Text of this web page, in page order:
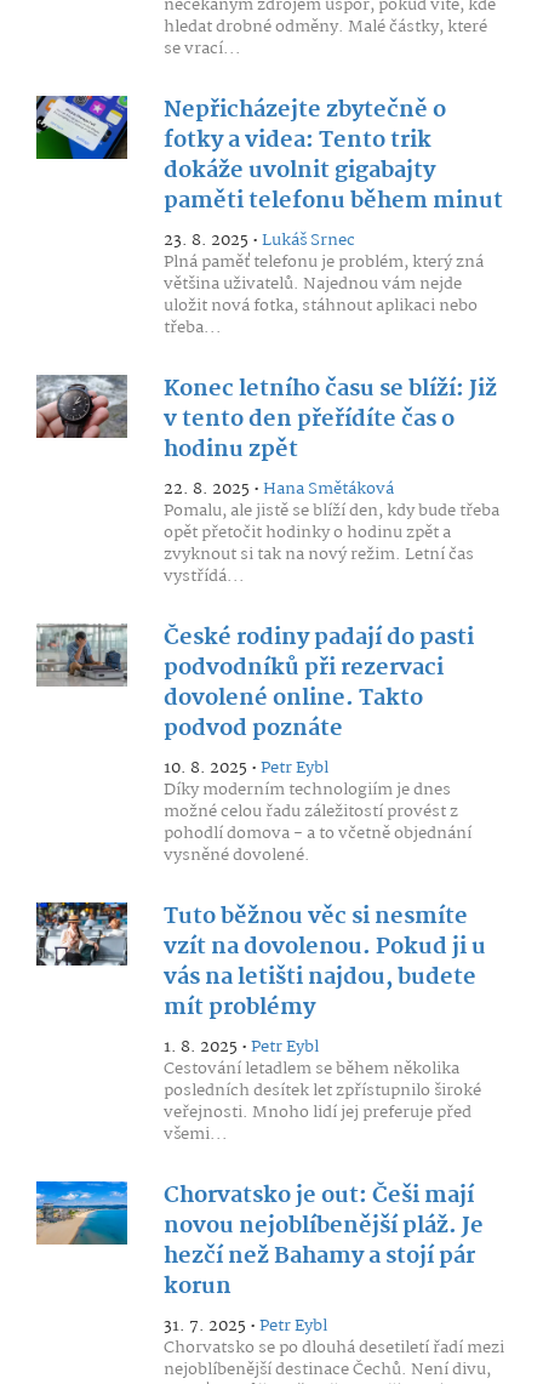
hledat drobné odměny. Malé částky, které
se vrací...
Nepřicházejte zbytečně o
fotky a videa: Tento trik
dokáže uvolnit gigabajty
paměti telefonu během minut
23. 8. 2025 •Lukáš Srnec
Plná paměť telefonu je problém, který zná
většina uživatelů. Najednou vám nejde
uložit nová fotka, stáhnout aplikaci nebo
třeba...
Konec letního času se blíží: Již
v tento den přeřídíte čas o
hodinu zpět
22. 8. 2025 •Hana Smětáková
Pomalu, ale jistě se blíží den, kdy bude třeba
opět přetočit hodinky o hodinu zpět a
zvyknout si tak na nový režim. Letní čas
vystřídá...
České rodiny padají do pasti
podvodníků při rezervaci
dovolené online. Takto
podvod poznáte
10. 8. 2025 •Petr Eybl
Díky moderním technologiím je dnes
možné celou řadu záležitostí provést z
pohodlí domova - a to včetně objednání
vysněné dovolené.
Tuto běžnou věc si nesmíte
vzít na dovolenou. Pokud ji u
vás na letišti najdou, budete
mít problémy
1. 8. 2025 •Petr Eybl
Cestování letadlem se během několika
posledních desítek let zpřístupnilo široké
veřejnosti. Mnoho lidí jej preferuje před
všemi...
Chorvatsko je out: Češi mají
novou nejoblíbenější pláž. Je
hezčí než Bahamy a stojí pár
korun
31. 7. 2025 •Petr Eybl
Chorvatsko se po dlouhá desetiletí řadí mezi
nejoblíbenější destinace Čechů. Není divu,